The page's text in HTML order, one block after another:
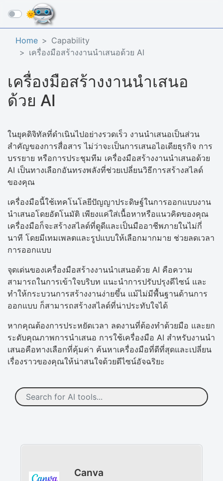
☰
Home
Capability
เครื่องมือสร้างงานนำเสนอด้วย AI
เครื่องมือสร้างงานนำเสนอ
ด้วย AI
ในยุคดิจิทัลที่ดำเนินไปอย่างรวดเร็ว งานนำเสนอเป็นส่วน
สำคัญของการสื่อสาร ไม่ว่าจะเป็นการเสนอไอเดียธุรกิจ การ
บรรยาย หรือการประชุมทีม เครื่องมือสร้างงานนำเสนอด้วย
AI เป็นทางเลือกอันทรงพลังที่ช่วยเปลี่ยนวิธีการสร้างสไลด์
ของคุณ
เครื่องมือนี้ใช้เทคโนโลยีปัญญาประดิษฐ์ในการออกแบบงาน
นำเสนอโดยอัตโนมัติ เพียงแค่ใส่เนื้อหาหรือแนวคิดของคุณ
เครื่องมือก็จะสร้างสไลด์ที่ดูดีและเป็นมืออาชีพภายในไม่กี่
นาที โดยมีเทมเพลตและรูปแบบให้เลือกมากมาย ช่วยลดเวลา
การออกแบบ
จุดเด่นของเครื่องมือสร้างงานนำเสนอด้วย AI คือความ
สามารถในการเข้าใจบริบท แนะนำการปรับปรุงดีไซน์ และ
ทำให้กระบวนการสร้างงานง่ายขึ้น แม้ไม่มีพื้นฐานด้านการ
ออกแบบ ก็สามารถสร้างสไลด์ที่น่าประทับใจได้
หากคุณต้องการประหยัดเวลา ลดงานที่ต้องทำด้วยมือ และยก
ระดับคุณภาพการนำเสนอ การใช้เครื่องมือ AI สำหรับงานนำ
เสนอคือทางเลือกที่คุ้มค่า ค้นหาเครื่องมือที่ดีที่สุดและเปลี่ยน
เรื่องราวของคุณให้น่าสนใจด้วยดีไซน์อัจฉริยะ
Canva